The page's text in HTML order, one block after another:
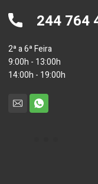
244 764
2ª a 6ª Feira
9:00h - 13:00h
14:00h - 19:00h